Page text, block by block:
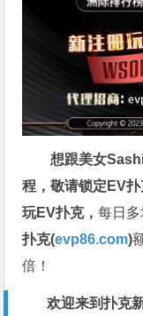
想跟美女
程，敬请锁定EV
玩EV扑克，每日
扑克(evp86.com)
倍！
欢迎来到扑克